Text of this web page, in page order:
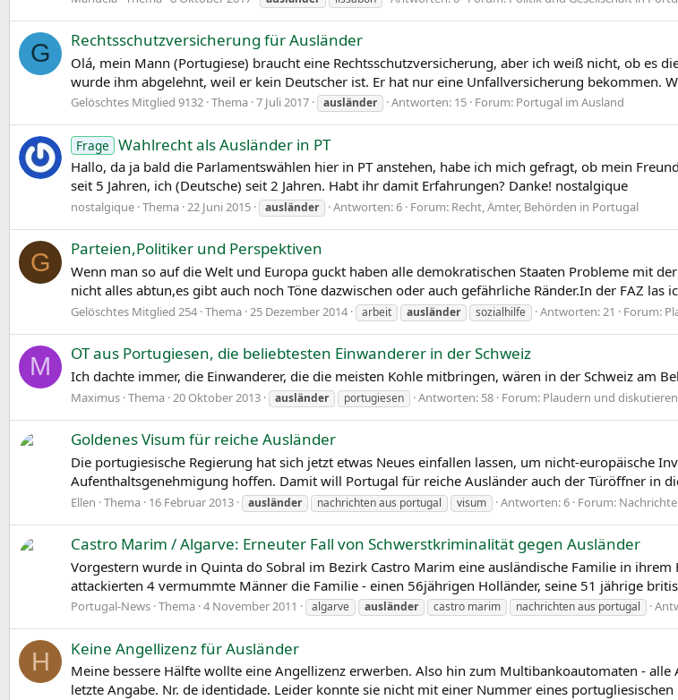
G Rechtsschutzversicherung für Ausländer
Olá, mein Mann (Portugiese) braucht eine Rechtsschutzversicherung, aber ich weiß nicht, ob es
wurde ihm abgelehnt, weil er kein Deutscher ist. Er hat nur eine Unfallversicherung bekommen.
Gelöschtes Mitglied 9132 Thema 7 Juli 2017 ausländer Antworten: 15 Forum: Portugal im Ausland
Frage Wahlrecht als Ausländer in PT
Hallo, da ja bald die Parlamentswählen hier in PT anstehen, habe ich mich gefragt, ob mein
seit 5 Jahren, ich (Deutsche) seit 2 Jahren. Habt ihr damit Erfahrungen? Danke! nostalgique
nostalgique Thema 22 Juni 2015 ausländer Antworten: 6 Forum: Recht, Ämter, Behörden in Portugal
G Parteien,Politiker und Perspektiven
Wenn man so auf die Welt und Europa guckt haben alle demokratischen Staaten Probleme mit
nicht alles abtun,es gibt auch noch Töne dazwischen oder auch gefährliche Ränder.In der FAZ las
Gelöschtes Mitglied 254 Thema 25 Dezember 2014 arbeit ausländer sozialhilfe Antworten: 21 Forum:
M OT aus Portugiesen, die beliebtesten Einwanderer in der Schweiz
Ich dachte immer, die Einwanderer, die die meisten Kohle mitbringen, wären in der Schweiz am
Maximus Thema 20 Oktober 2013 ausländer portugiesen Antworten: 58 Forum: Plaudern und diskutieren
Goldenes Visum für reiche Ausländer
Die portugiesische Regierung hat sich jetzt etwas Neues einfallen lassen, um nicht-europäische
Aufenthaltsgenehmigung hoffen. Damit will Portugal für reiche Ausländer auch der Türöffner in
Ellen Thema 16 Februar 2013 ausländer nachrichten aus portugal visum Antworten: 6 Forum:
Castro Marim / Algarve: Erneuter Fall von Schwerstkriminalität gegen Ausländer
Vorgestern wurde in Quinta do Sobral im Bezirk Castro Marim eine ausländische Familie in
attackierten 4 vermummte Männer die Familie - einen 56jährigen Holländer, seine 51 jährige
Portugal-News Thema 4 November 2011 algarve ausländer castro marim nachrichten aus portugal
H Keine Angellizenz für Ausländer
Meine bessere Hälfte wollte eine Angellizenz erwerben. Also hin zum Multibankoautomaten -
letzte Angabe. Nr. de identidade. Leider konnte sie nicht mit einer Nummer eines